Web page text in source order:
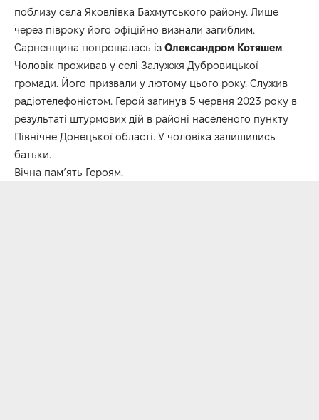
поблизу села Яковлівка Бахмутського району. Лише
через півроку його офіційно визнали загиблим.
Сарненщина попрощалась із Олександром Котяшем.
Чоловік проживав у селі Залужжя Дубровицької
громади. Його призвали у лютому цього року. Служив
радіотелефоністом. Герой загинув 5 червня 2023 року в
результаті штурмових дій в районі населеного пункту
Північне Донецької області. У чоловіка залишились
батьки.
Вічна пам’ять Героям.